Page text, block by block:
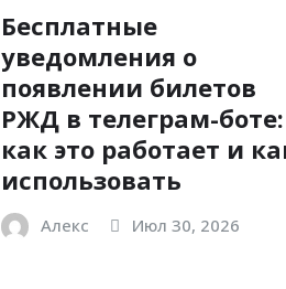
Бесплатные
уведомления о
появлении билетов
РЖД в телеграм-боте:
как это работает и
использовать
Алекс Июл 30, 2026